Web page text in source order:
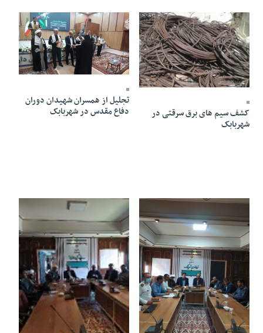
06 Mehr 1402 - 16:18
کشف سیم های برق سرقتی در
شهربابک
01 Mehr 1402 - 22:53
تجلیل از همسران شهیدان دوران
دفاع مقدس در شهربابک